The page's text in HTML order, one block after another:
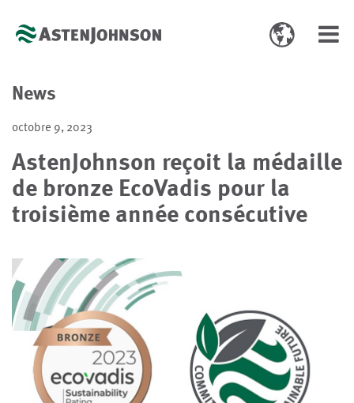
Toggle
language
News
octobre 9, 2023
AstenJohnson reçoit la médaille
de bronze EcoVadis pour la
troisième année consécutive